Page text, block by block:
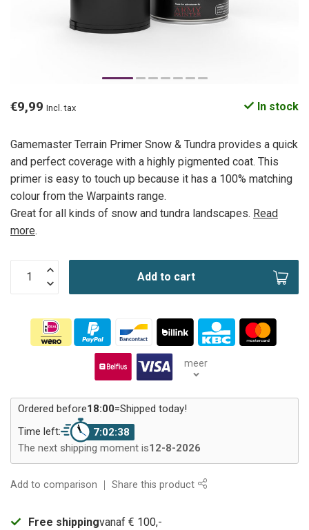
€9,99 Incl. tax In stock
Gamemaster Terrain Primer Snow & Tundra provides a quick
and perfect coverage with a highly pigmented coat. This
primer is easy to touch up because it has a 100% matching
colour from the Warpaints range.
Great for all kinds of snow and tundra landscapes. Read
more.
Add to cart
meer
Ordered before18:00=Shipped today!
Time left:
7:02:38
The next shipping moment is12-8-2026
Add to comparison Share this product
Free shippingvanaf € 100,-